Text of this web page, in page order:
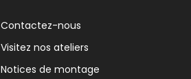
Contactez-nous
Visitez nos ateliers
Notices de montage